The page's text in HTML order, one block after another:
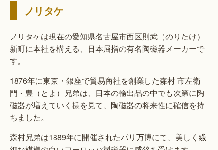
ノリタケ
ノリタケは現在の愛知県名古屋市西区則武（のりたけ）
新町に本社を構える、日本屈指の有名陶磁器メーカーで
す。
1876年に東京・銀座で貿易商社を創業した森村 市左衛
門・豊（とよ）兄弟は、日本の輸出品の中でも次第に陶
磁器が増えていく様を見て、陶磁器の将来性に確信を持
ちました。
森村兄弟は1889年に開催されたパリ万博にて、美しく繊